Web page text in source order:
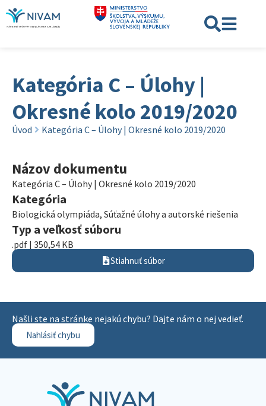
Kategória C – Úlohy |
Okresné kolo 2019/2020
Úvod Kategória C – Úlohy | Okresné kolo 2019/2020
Názov dokumentu
Kategória C – Úlohy | Okresné kolo 2019/2020
Kategória
Biologická olympiáda, Súťažné úlohy a autorské riešenia
Typ a veľkosť súboru
.pdf | 350,54 KB
Stiahnuť súbor
Našli ste na stránke nejakú chybu? Dajte nám o nej vedieť.
Nahlásiť chybu